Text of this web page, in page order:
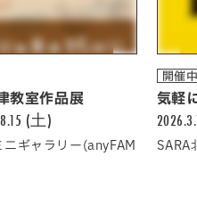
教室作品展
(土)
ギャラリー(anyFAM
開催
気軽
SARA